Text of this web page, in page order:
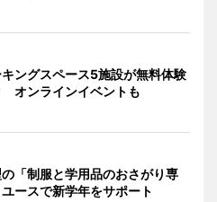
ングスペース5施設が無料体験
オンラインイベントも
「制服と学用品のおさがり専
ースで新学年をサポート